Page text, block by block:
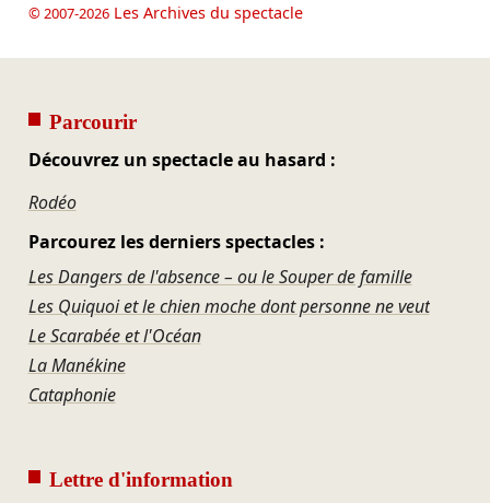
© 2007-2026Les Archives du spectacle
Parcourir
Découvrez un spectacle au hasard :
Rodéo
Parcourez les derniers spectacles :
Les Dangers de l'absence – ou le Souper de famille
Les Quiquoi et le chien moche dont personne ne veut
Le Scarabée et l'Océan
La Manékine
Cataphonie
Lettre d'information